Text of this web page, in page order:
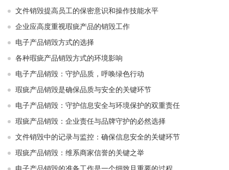
文件销毁提高员工的保密意识和操作技能水平
企业应高度重视瑕疵产品的销毁工作
电子产品销毁方式的选择
各种瑕疵产品销毁方式的环境影响
电子产品销毁：守护品质，呼唤绿色行动
瑕疵产品销毁是确保品质与安全的关键环节
电子产品销毁：守护信息安全与环境保护的双重责任
瑕疵产品销毁：企业责任与品牌守护的必然选择
文件销毁中的记录与监控：确保信息安全的关键环节
瑕疵产品销毁：维系商家信誉的关键之举